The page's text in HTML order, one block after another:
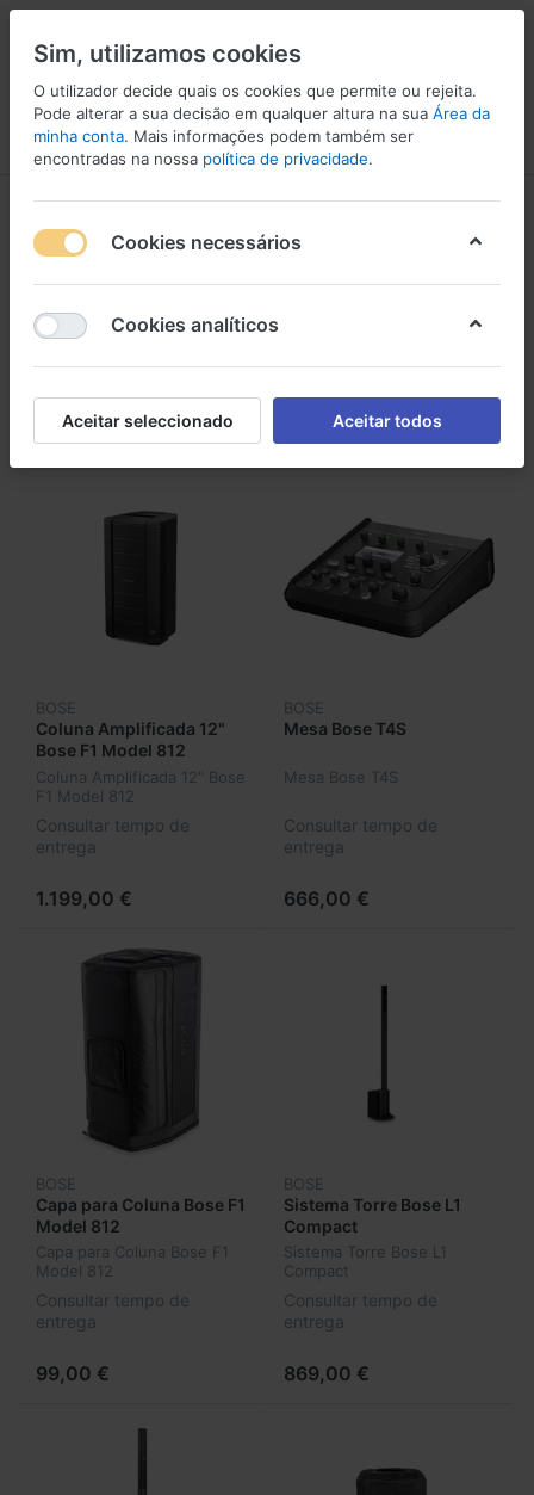
Menu Iniciar sessão Comparar Lista de Desejos
1-20de
BOSE
BOSE
Coluna Amplificada 12"
Bose F1 Model 812
Coluna Amplificada 12" Bose
F1 Model 812
Consultar tempo de
entrega
1.199,00 €
BOSE
Mesa Bose T4S
Mesa Bose T4S
Consultar tempo de
entrega
666,00 €
BOSE
Capa para Coluna Bose F1
Model 812
Capa para Coluna Bose F1
Model 812
Consultar tempo de
entrega
99,00 €
BOSE
Sistema Torre Bose L1
Compact
Sistema Torre Bose L1
Compact
Consultar tempo de
entrega
869,00 €
Sim, utilizamos cookies
O utilizador decide quais os cookies que permite ou rejeita.
Pode alterar a sua decisão em qualquer altura na sua Área da
minha conta. Mais informações podem também ser
encontradas na nossa política de privacidade.
Cookies necessários
Cookies analíticos
Aceitar seleccionado Aceitar todos